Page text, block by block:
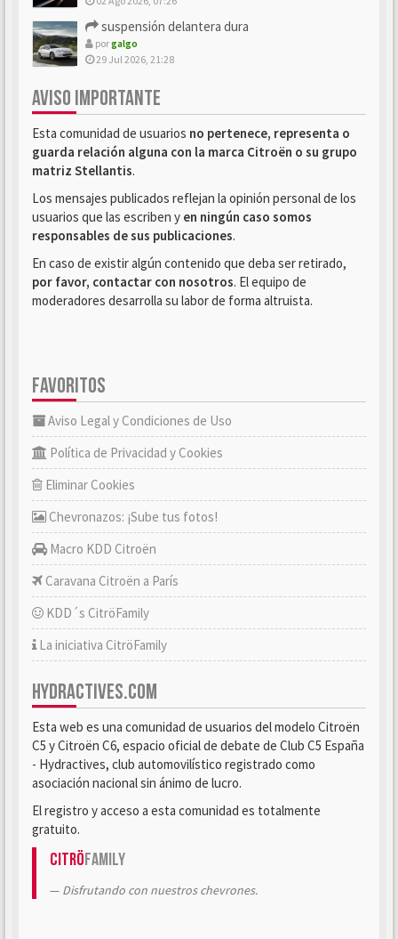
suspensión delantera dura
porgalgo
29 Jul 2026, 21:28
AVISO IMPORTANTE
Esta comunidad de usuarios no pertenece, representa o
guarda relación alguna con la marca Citroën o su grupo
matriz Stellantis.
Los mensajes publicados reflejan la opinión personal de los
usuarios que las escriben y en ningún caso somos
responsables de sus publicaciones.
En caso de existir algún contenido que deba ser retirado,
por favor, contactar con nosotros. El equipo de
moderadores desarrolla su labor de forma altruista.
FAVORITOS
Aviso Legal y Condiciones de Uso
Política de Privacidad y Cookies
Eliminar Cookies
Chevronazos: ¡Sube tus fotos!
Macro KDD Citroën
Caravana Citroën a París
KDD´s CitröFamily
La iniciativa CitröFamily
HYDRACTIVES.COM
Esta web es una comunidad de usuarios del modelo Citroën
C5 y Citroën C6, espacio oficial de debate de Club C5 España
- Hydractives, club automovilístico registrado como
asociación nacional sin ánimo de lucro.
El registro y acceso a esta comunidad es totalmente
gratuito.
CitröFamily
Disfrutando con nuestros chevrones.